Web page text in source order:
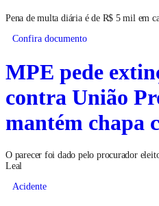
Pena de multa diária é de R$ 5 mil em
Confira documento
MPE pede
contra União
mantém chapa
O parecer foi dado pelo procurador
Leal
Acidente